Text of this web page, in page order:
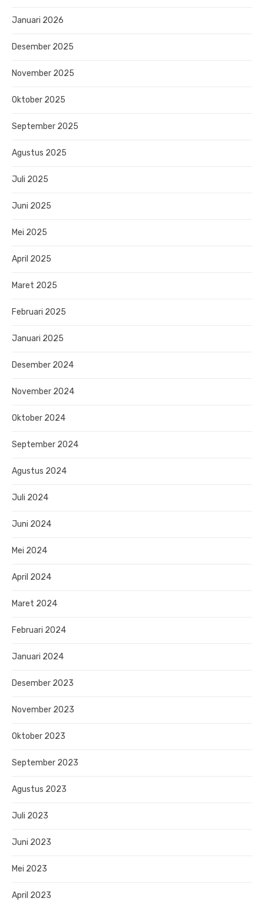
Januari 2026
Desember 2025
November 2025
Oktober 2025
September 2025
Agustus 2025
Juli 2025
Juni 2025
Mei 2025
April 2025
Maret 2025
Februari 2025
Januari 2025
Desember 2024
November 2024
Oktober 2024
September 2024
Agustus 2024
Juli 2024
Juni 2024
Mei 2024
April 2024
Maret 2024
Februari 2024
Januari 2024
Desember 2023
November 2023
Oktober 2023
September 2023
Agustus 2023
Juli 2023
Juni 2023
Mei 2023
April 2023